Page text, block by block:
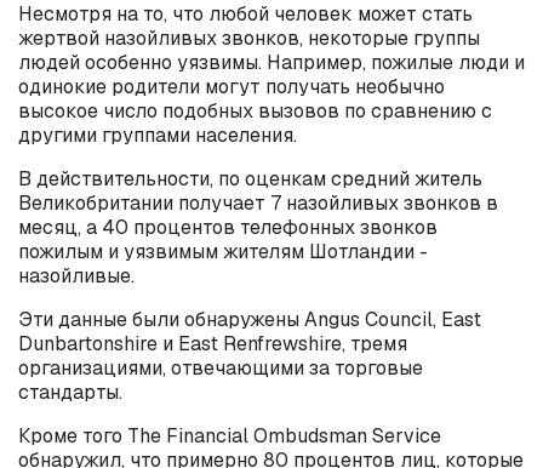
Несмотря на то, что любой человек может стать
жертвой назойливых звонков, некоторые группы
людей особенно уязвимы. Например, пожилые люди и
одинокие родители могут получать необычно
высокое число подобных вызовов по сравнению с
другими группами населения.
В действительности, по оценкам средний житель
Великобритании получает 7 назойливых звонков в
месяц, а 40 процентов телефонных звонков
пожилым и уязвимым жителям Шотландии -
назойливые.
Эти данные были обнаружены Angus Council, East
Dunbartonshire и East Renfrewshire, тремя
организациями, отвечающими за торговые
стандарты.
Кроме того The Financial Ombudsman Service
обнаружил, что примерно 80 процентов лиц, которые